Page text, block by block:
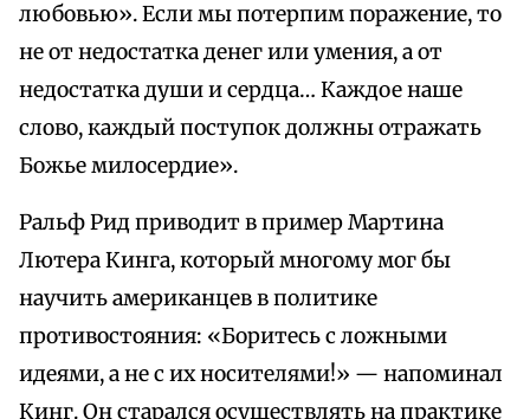
любовью». Если мы потерпим поражение, то
не от недостатка денег или умения, а от
недостатка души и сердца… Каждое наше
слово, каждый поступок должны отражать
Божье милосердие».
Ральф Рид приводит в пример Мартина
Лютера Кинга, который многому мог бы
научить американцев в политике
противостояния: «Боритесь с ложными
идеями, а не с их носителями!» — напоминал
Кинг. Он старался осуществлять на практике